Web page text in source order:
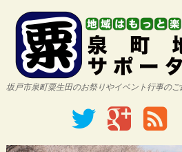
坂戸市泉町粟生田のお祭りやイベント行事のご